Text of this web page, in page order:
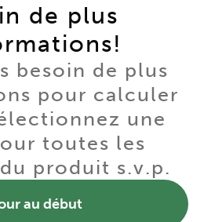
de plus
besoin de plus
pour calculer
une
toutes les
produit s.v.p.
au début